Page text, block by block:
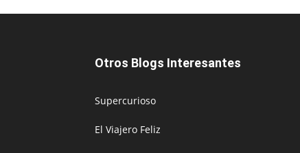
Otros Blogs Interesantes
Supercurioso
El Viajero Feliz